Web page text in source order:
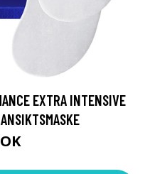
EXTRA INTENSIVE